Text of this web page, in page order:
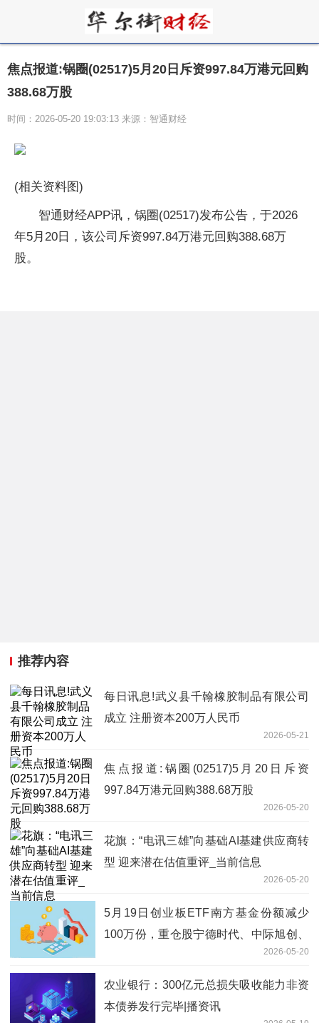
焦点报道:锅圈(02517)5月20日斥资997.84万港元回购
388.68万股
时间：2026-05-20 19:03:13 来源：智通财经
(相关资料图)
智通财经APP讯，锅圈(02517)发布公告，于2026
年5月20日，该公司斥资997.84万港元回购388.68万
股。
推荐内容
每日讯息!武义县千翰橡胶制品有限公司
成立 注册资本200万人民币
2026-05-21
焦点报道:锅圈(02517)5月20日斥资
997.84万港元回购388.68万股
2026-05-20
花旗：“电讯三雄”向基础AI基建供应商转
型 迎来潜在估值重评_当前信息
2026-05-20
5月19日创业板ETF南方基金份额减少
100万份，重仓股宁德时代、中际旭创、
2026-05-20
农业银行：300亿元总损失吸收能力非资
本债券发行完毕|播资讯